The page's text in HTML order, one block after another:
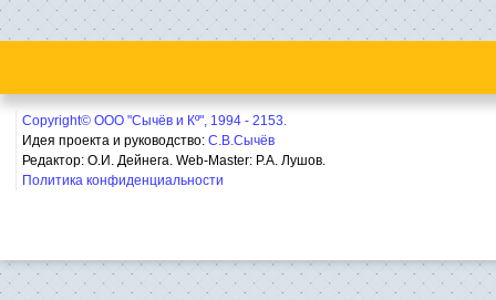
Copyright© ООО "Сычёв и Кº", 1994 - 2153.
Идея проекта и руководство: С.В.Сычёв
Редактор: О.И. Дейнега. Web-Master: Р.А. Лушов.
Политика конфиденциальности